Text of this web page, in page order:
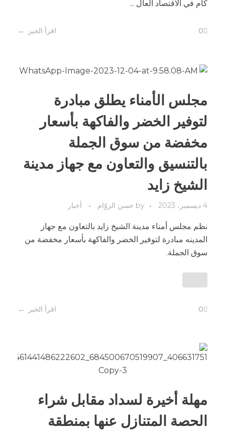
كام في الاقتصاد العال ...
اقرأ الخبر 0
مجلس الأمناء يطلق مبادرة
لتوفير الخضر والفاكهة بأسعار
مخفضة من سوق الجملة
بالتنسيق والتعاون مع جهاز مدينة
الشيخ زايد
4 ديسمبر، 2023 by حسن الزوّام أخبار
نظم مجلس أمناء مدينة الشيخ زايد بالتعاون مع جهاز
المدينه مبادرة لتوفير الخضر والفاكهة بأسعار مخفضة من
سوق الجملة.
اقرأ الخبر 0
مهلة أخيرة لسداد مقابل شراء
الحصة المتنازل عنها بمنطقة